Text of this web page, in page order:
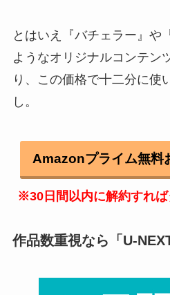
とはいえ『バチェラー』や
ようなオリジナルコンテン
り、この価格で十二分に使
し。
Amazonプライム無料
※30日間以内に解約すれば
作品数重視なら「U-NEXT